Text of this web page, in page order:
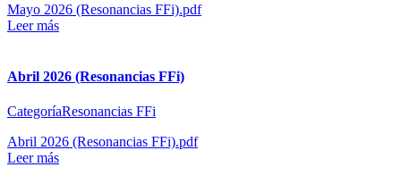
Mayo 2026 (Resonancias FFi).pdf
Leer más
Abril 2026 (Resonancias FFi)
CategoríaResonancias FFi
Abril 2026 (Resonancias FFi).pdf
Leer más